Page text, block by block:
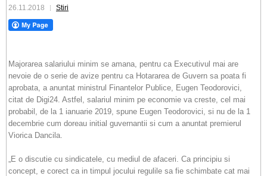
26.11.2018 Stiri
Majorarea salariului minim se amana, pentru ca Executivul mai are
nevoie de o serie de avize pentru ca Hotararea de Guvern sa poata fi
aprobata, a anuntat ministrul Finantelor Publice, Eugen Teodorovici,
citat de Digi24. Astfel, salariul minim pe economie va creste, cel mai
probabil, de la 1 ianuarie 2019, spune Eugen Teodorovici, si nu de la 1
decembrie cum doreau initial guvernantii si cum a anuntat premierul
Viorica Dancila.
„E o discutie cu sindicatele, cu mediul de afaceri. Ca principiu si
concept, e corect ca in timpul jocului regulile sa fie schimbate cat mai